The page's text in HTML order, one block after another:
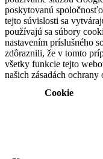
poskytovanú
tejto súvislosti sa
používajú sa súbory
nastavením príslušného
zdôraznili, že v tomto
všetky funkcie tejto
našich zásadách ochrany
Cookie